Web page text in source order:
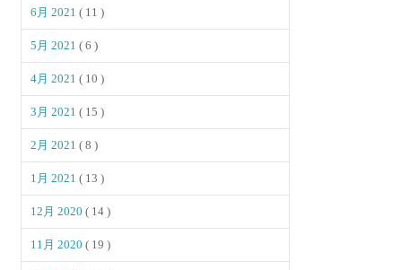
6月 2021( 11 )
5月 2021( 6 )
4月 2021( 10 )
3月 2021( 15 )
2月 2021( 8 )
1月 2021( 13 )
12月 2020( 14 )
11月 2020( 19 )